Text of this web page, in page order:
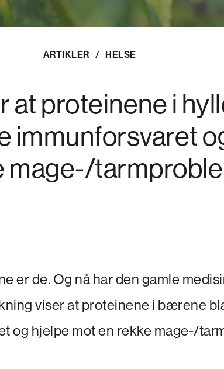
ARTIKLER / HELSE
at proteinene i
immunforsvaret
mage-/
er de. Og nå har den gamle
viser at proteinene i bærene
og hjelpe mot en rekke mage-/